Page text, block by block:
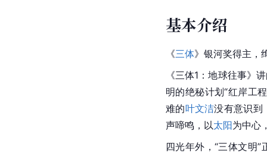
基本介绍
《三体》银河奖得主，
《三体1：地球往事》
明的绝秘计划“红岸工
难的叶文洁没有意识到
声啼鸣，以太阳为中心
四光年外，“三体文明